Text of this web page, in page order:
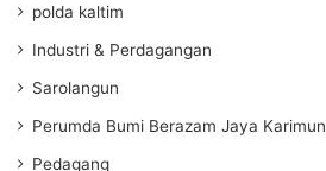
polda kaltim
Industri & Perdagangan
Sarolangun
Perumda Bumi Berazam Jaya Karimun
Pedagang